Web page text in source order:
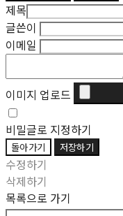
제목
글쓴이
이메일
이미지 업로드
비밀글로 지정하기
돌아가기 저장하기
수정하기
삭제하기
목록으로 가기